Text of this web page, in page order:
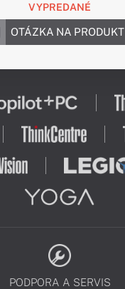
VYPREDANÉ
OTÁZKA NA PRODUKT
PODPORA A SERVIS